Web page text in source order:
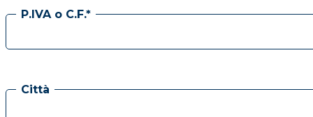
P.IVA o C.F.*
Città